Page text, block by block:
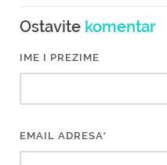
Ostavite komentar
IME I PREZIME
EMAIL ADRESA*